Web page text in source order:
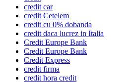
credit car
credit Cetelem
credit cu 0% dobanda
credit daca lucrez in Italia
Credit Europe Bank
Credit Europe Bank
Credit Express
credit firma
credit hora credit